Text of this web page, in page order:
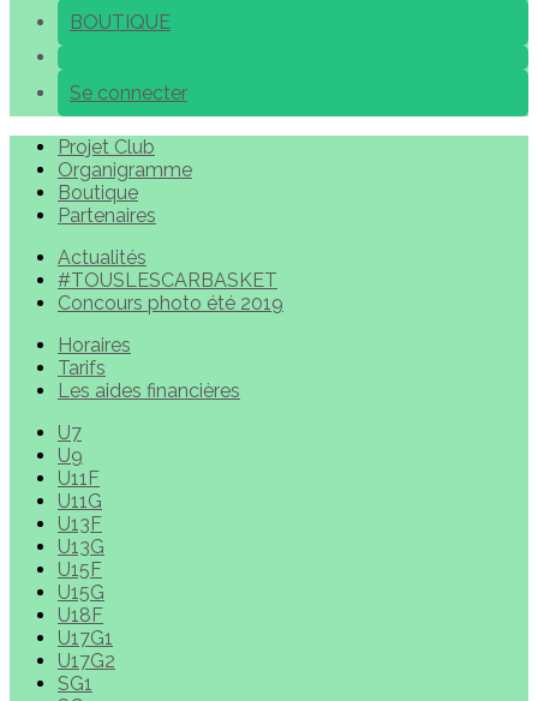
BOUTIQUE
Se connecter
Projet Club
Organigramme
Boutique
Partenaires
Actualités
#TOUSLESCARBASKET
Concours photo été 2019
Horaires
Tarifs
Les aides financières
U7
U9
U11F
U11G
U13F
U13G
U15F
U15G
U18F
U17G1
U17G2
SG1